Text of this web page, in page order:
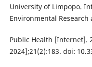
University of Limpopo.
Environmental Research
Public Health [Internet].
2024];21(2):183. doi: